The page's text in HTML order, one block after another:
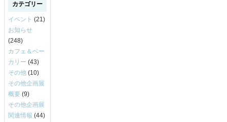
カテゴリー
イベント (21)
お知らせ
(248)
カフェ＆ベー
カリー (43)
その他 (10)
その他企画展
概要 (9)
その他企画展
関連情報 (44)